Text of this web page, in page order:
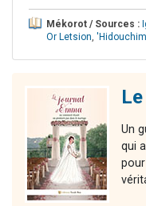
Mékorot / Sources :
Or Letsion,
Un
qui